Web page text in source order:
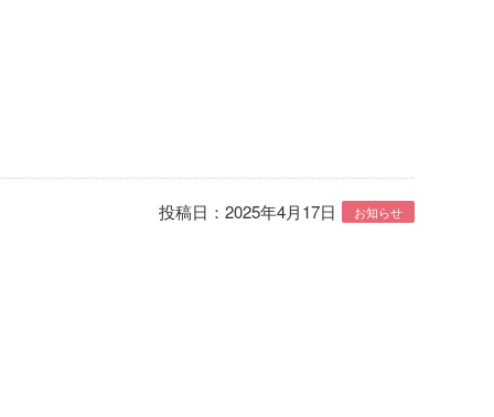
投稿日：2025年4月17日 お知らせ